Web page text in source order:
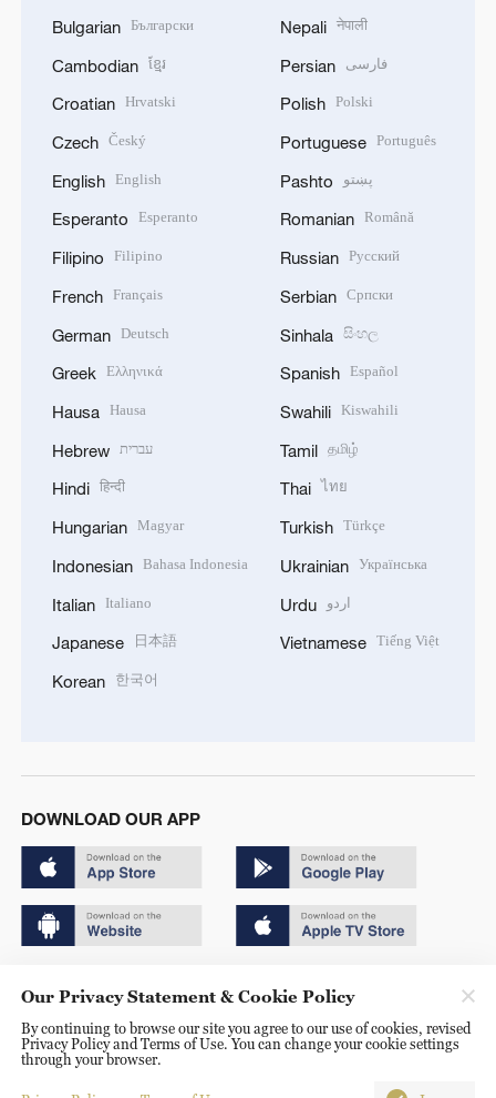
Bulgarian Български
Cambodian ខ្មែរ
Croatian Hrvatski
Czech Český
English English
Esperanto Esperanto
Filipino Filipino
French Français
German Deutsch
Greek Ελληνικά
Hausa Hausa
Hebrew עברית
Hindi हिन्दी
Hungarian Magyar
Indonesian Bahasa Indonesia
Italian Italiano
Japanese 日本語
Korean 한국어
Nepali नेपाली
Persian فارسی
Polish Polski
Portuguese Português
Pashto پښتو
Romanian Română
Russian Русский
Serbian Српски
Sinhala සිංහල
Spanish Español
Swahili Kiswahili
Tamil தமிழ்
Thai ไทย
Turkish Türkçe
Ukrainian Українська
Urdu اردو
Vietnamese Tiếng Việt
DOWNLOAD OUR APP
京ICP备20000184号
京公网安备 11010502050052号
Disinformation report hotline: 010-85061466
Our Privacy Statement & Cookie Policy
By continuing to browse our site you agree to our use of cookies, revised
Privacy Policy and Terms of Use. You can change your cookie settings
through your browser.